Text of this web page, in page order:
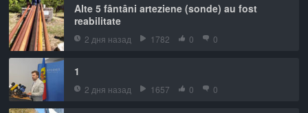
Alte 5 fântâni arteziene (sonde) au fost
reabilitate
2 дня назад 1782 0 0
1
2 дня назад 1657 0 0